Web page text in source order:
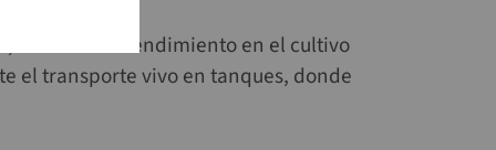
aumenta el rendimiento en el cultivo
el transporte vivo en tanques, donde